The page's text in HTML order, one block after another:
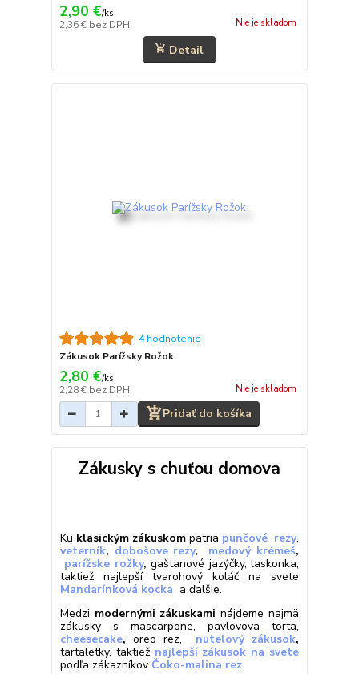
2,90 €/ks
2,36 € bez DPH Nie je skladom
Detail
4 hodnotenie
Zákusok Parížsky Rožok
2,80 €/ks
2,28 € bez DPH Nie je skladom
Pridať do košíka
Zákusky s chuťou domova
Ku klasickým zákuskompatria punčové rezy,
veterník, dobošove rezy, medový krémeš,
parížske rožky, gaštanové jazýčky, laskonka,
taktiež najlepší tvarohový koláč na svete
Mandarínková kocka a ďalšie.
Medzi modernými zákuskami nájdeme najmä
zákusky s mascarpone, pavlovova torta,
cheesecake, oreo rez, nutelový zákusok,
tartaletky, taktiež najlepší zákusok na svete
podľa zákazníkov Čoko-malina rez.